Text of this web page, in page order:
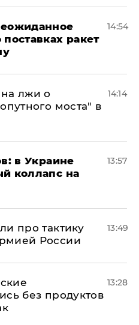
ракет
14:54
лжи о
моста" в
14:14
в Украине
коллапс на
13:57
про тактику
России
13:49
без продуктов
13:28